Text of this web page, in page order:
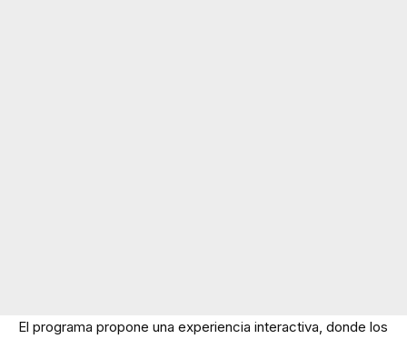
El programa propone una experiencia interactiva, donde los